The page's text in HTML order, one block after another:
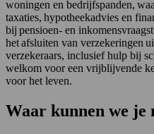
woningen en bedrijfspanden,
taxaties, hypotheekadvies en
bij pensioen- en
het afsluiten van verzekeringen
verzekeraars, inclusief hulp bij
welkom voor een vrijblijvende
voor het leven.
Waar kunnen we je